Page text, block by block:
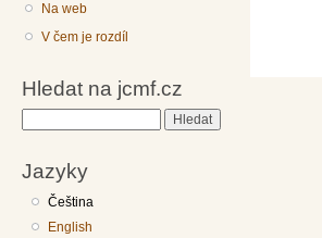
Na web
V čem je rozdíl
Hledat na jcmf.cz
Jazyky
Čeština
English